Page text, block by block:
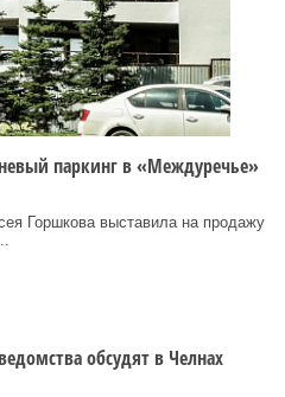
паркинг в «Междуречье»
Горшкова выставила на продажу
обсудят в Челнах